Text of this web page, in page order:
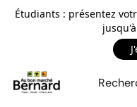
Étudiants : présentez